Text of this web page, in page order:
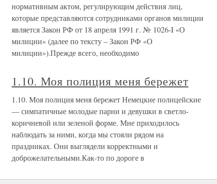
нормативным актом, регулирующим действия лиц,
которые представляются сотрудниками органов милиции
является Закон РФ от 18 апреля 1991 г. № 1026-I «О
милиции» (далее по тексту – Закон РФ «О
милиции»).Прежде всего, необходимо
1.10. Моя полиция меня бережет
1.10. Моя полиция меня бережет Немецкие полицейские
— симпатичные молодые парни и девушки в светло-
коричневой или зеленой форме. Мне приходилось
наблюдать за ними, когда мы стояли рядом на
праздниках. Они выглядели корректными и
доброжелательными.Как-то по дороге в